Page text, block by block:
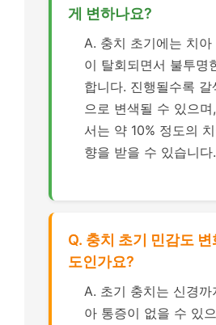
게 변하나요?
A. 충치 초기에는 치아
이 탈회되면서 불투명
합니다. 진행될수록
으로 변색될 수 있으
서는 약 10% 정도의
향을 받을 수 있습니다.
Q. 충치 초기 민감도
도인가요?
A. 초기 충치는 신경
아 통증이 없을 수 있